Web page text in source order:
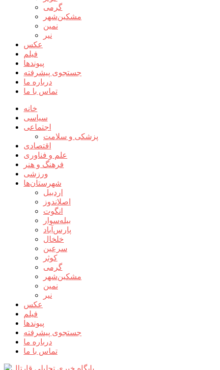
گرمی
مشکین‌شهر
نمین
نیر
عکس
فیلم
پیوندها
جستجوی پیشرفته
درباره ما
تماس با ما
خانه
سیاسی
اجتماعی
پزشکی و سلامت
اقتصادی
علم و فناوری
فرهنگ و هنر
ورزشی
شهرستان‌ها
اردبیل
اصلاندوز
انگوت
بیله‌سوار
پارس‌آباد
خلخال
سرعین
کوثر
گرمی
مشکین‌شهر
نمین
نیر
عکس
فیلم
پیوندها
جستجوی پیشرفته
درباره ما
تماس با ما